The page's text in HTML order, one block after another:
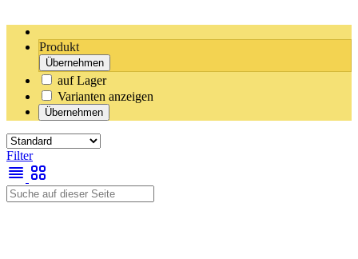
Produkt
Übernehmen
auf Lager
Varianten anzeigen
Übernehmen
Filter